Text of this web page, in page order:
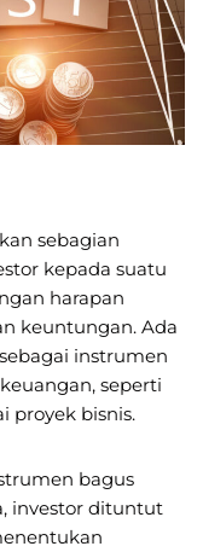
sebagian
kepada suatu
harapan
keuntungan. Ada
instrumen
seperti
proyek bisnis.
bagus
investor dituntut